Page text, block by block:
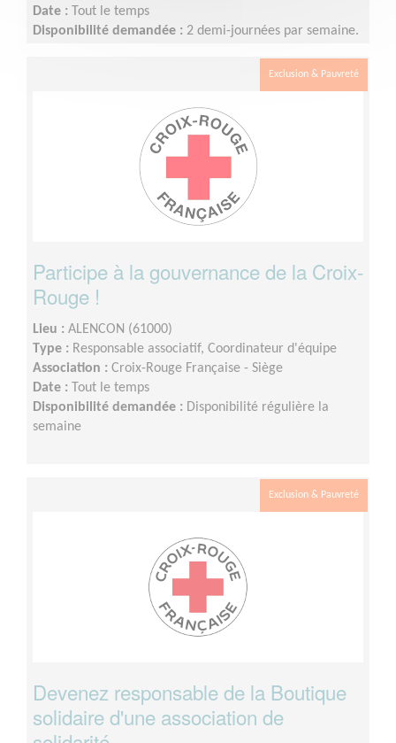
Date : Tout le temps
Disponibilité demandée : 2 demi-journées par semaine.
Exclusion & Pauvreté
Participe à la gouvernance de la Croix-
Rouge !
Lieu : ALENCON (61000)
Type : Responsable associatif, Coordinateur d'équipe
Association : Croix-Rouge Française - Siège
Date : Tout le temps
Disponibilité demandée : Disponibilité régulière la
semaine
Exclusion & Pauvreté
Devenez responsable de la Boutique
solidaire d'une association de